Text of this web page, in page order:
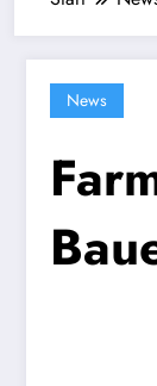
News